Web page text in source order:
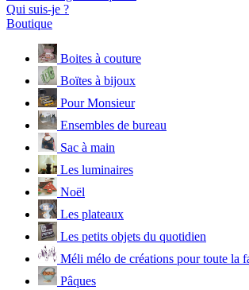
Qui suis-je ?
Boutique
Boites à couture
Boïtes à bijoux
Pour Monsieur
Ensembles de bureau
Sac à main
Les luminaires
Noël
Les plateaux
Les petits objets du quotidien
Méli mélo de créations pour toute la
Pâques